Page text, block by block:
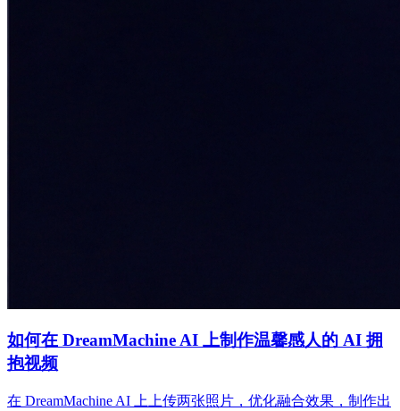
如何在 DreamMachine AI 上制作温馨感人的 AI 拥
抱视频
在 DreamMachine AI 上上传两张照片，优化融合效果，制作出